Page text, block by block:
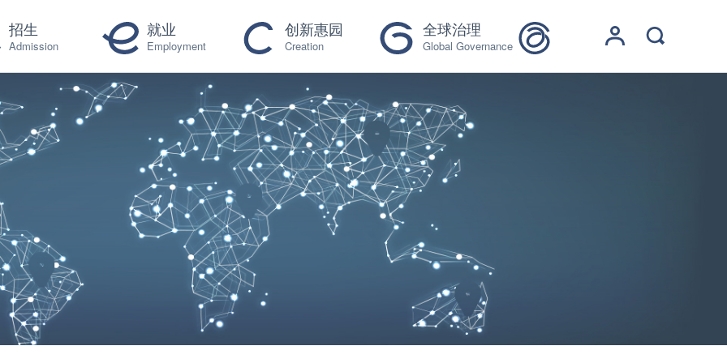
招生
Admission
就业
Employment
创新惠园
Creation
全球治理
Global Governance